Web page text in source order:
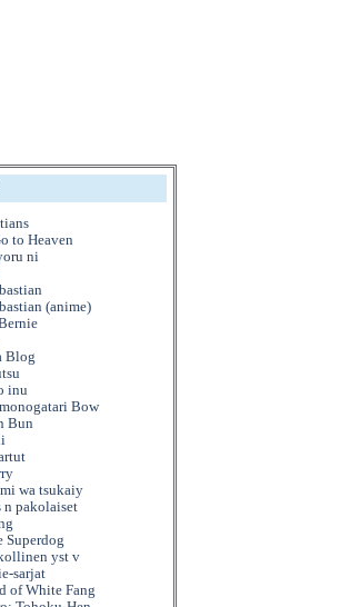
to Heaven
ni
(anime)
Blog
inu
Bow
Bun
wa tsukaiy
n pakolaiset
Superdog
yst v
sarjat
of White Fang